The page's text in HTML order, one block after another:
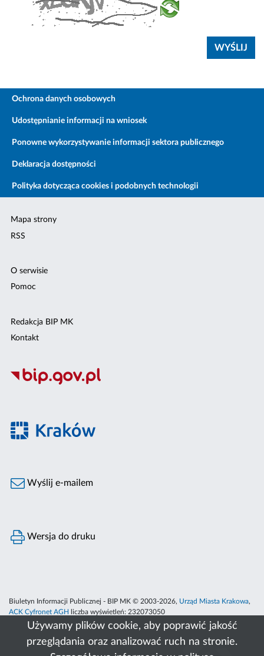
Używamy plików cookie, aby poprawić jakość
przeglądania oraz analizować ruch na stronie.
Ochrona danych osobowych
Udostępnianie informacji na wniosek
Ponowne wykorzystywanie informacji sektora publicznego
Deklaracja dostępności
Polityka dotycząca cookies i podobnych technologii
Mapa strony
RSS
O serwisie
Pomoc
Redakcja BIP MK
Kontakt
Wyślij e-mailem
Wersja do druku
Biuletyn Informacji Publicznej - BIP MK © 2003-2026, Urząd Miasta Krakowa,
ACK Cyfronet AGH
liczba wyświetleń: 232073050